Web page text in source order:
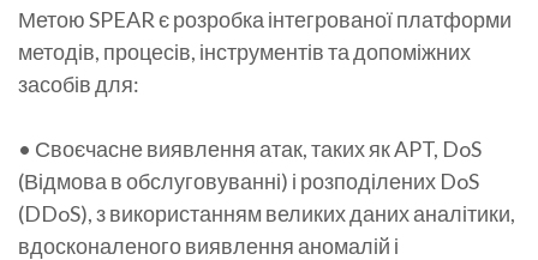
Метою SPEAR є розробка інтегрованої платформи
методів, процесів, інструментів та допоміжних
засобів для:
• Своєчасне виявлення атак, таких як APT, DoS
(Відмова в обслуговуванні) і розподілених DoS
(DDoS), з використанням великих даних аналітики,
вдосконаленого виявлення аномалій і